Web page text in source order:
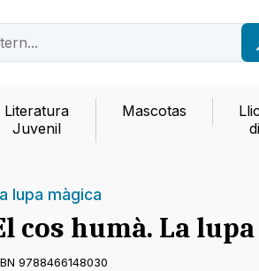
Literatura
Juvenil
Mascotas
lupa màgica
cos humà. La
9788466148030